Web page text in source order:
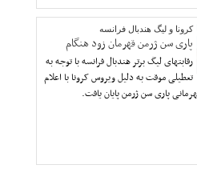
کرونا و لیگ هندبال فرانسه
پاری سن ژرمن قهرمان زود هنگام
رقابتهای لیگ برتر هندبال فرانسه با توجه به
تعطیلی موقت به دلیل ویروس کرونا با اعلام
پاری سن ژرمن پایان یافت.